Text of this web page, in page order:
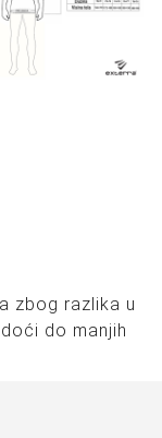
zbog razlika u
do manjih